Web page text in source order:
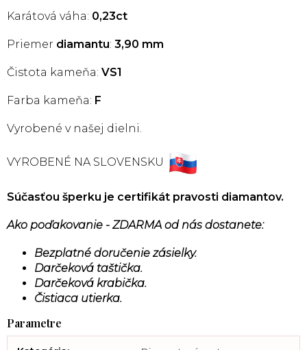
Karátová váha: 0,23ct
Priemer diamantu: 3,90 mm
Čistota kameňa: VS1
Farba kameňa: F
Vyrobené v našej dielni.
VYROBENÉ NA SLOVENSKU
Súčasťou šperku je certifikát pravosti diamantov.
Ako poďakovanie - ZDARMA od nás dostanete:
Bezplatné doručenie zásielky.
Darčeková taštička.
Darčeková krabička.
Čistiaca utierka.